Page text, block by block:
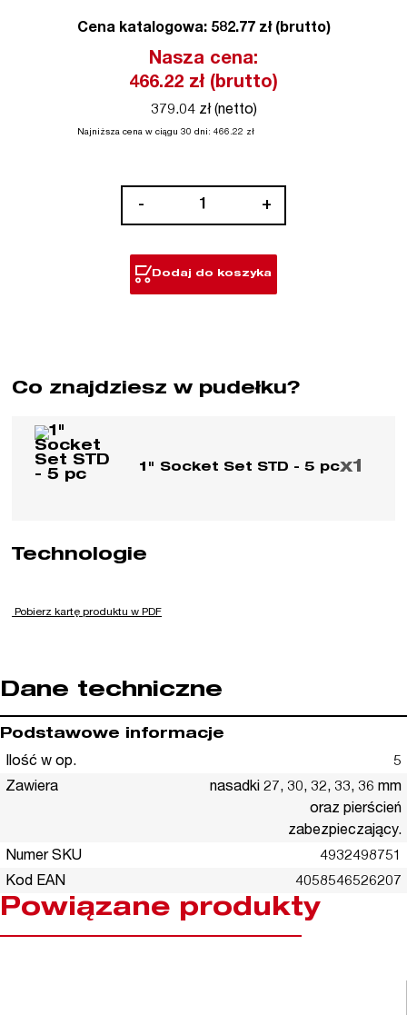
Cena katalogowa: 582.77 zł (brutto)
Nasza cena:
466.22 zł (brutto)
379.04 zł (netto)
Najniższa cena w ciągu 30 dni: 466.22 zł
-
udarowych
1"
+
Dodaj do koszyka
Co znajdziesz w pudełku?
1" Socket Set STD - 5 pcx1
Technologie
Pobierz kartę produktu w PDF
Dane techniczne
Podstawowe informacje
Ilość w op.
5
Zawiera
nasadki 27, 30, 32, 33, 36 mm
oraz pierścień
zabezpieczający.
Numer SKU
4932498751
Kod EAN
4058546526207
Powiązane produkty